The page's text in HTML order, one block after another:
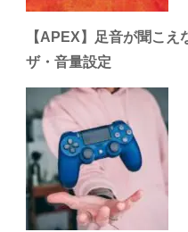
【APEX】足音が聞こえ
ザ・音量設定